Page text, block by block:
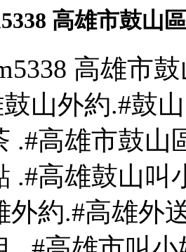
高雄市鼓山
高雄市
山外約.#鼓
.#高雄市鼓山
.#高雄鼓山叫
外約.#高雄外